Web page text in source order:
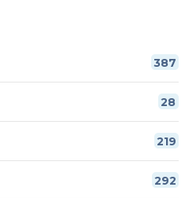
387
28
219
292